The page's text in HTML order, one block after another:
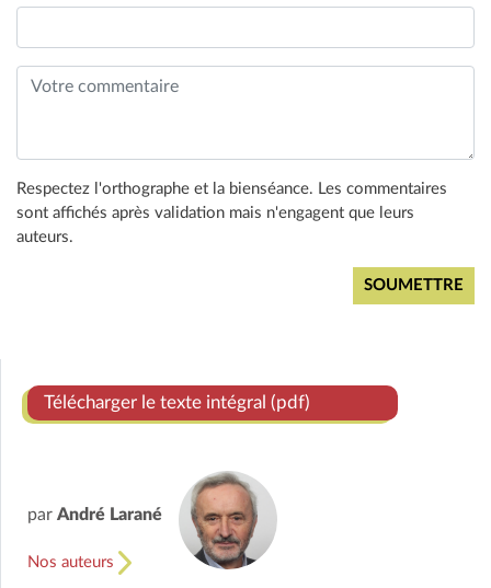
Respectez l'orthographe et la bienséance. Les commentaires
sont affichés après validation mais n'engagent que leurs
auteurs.
Télécharger le texte intégral (pdf)
par André Larané
Nos auteurs